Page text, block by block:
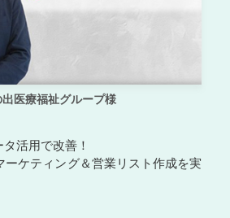
出医療福祉グループ様
活用で改善！
ーケティング＆営業リスト作成を実